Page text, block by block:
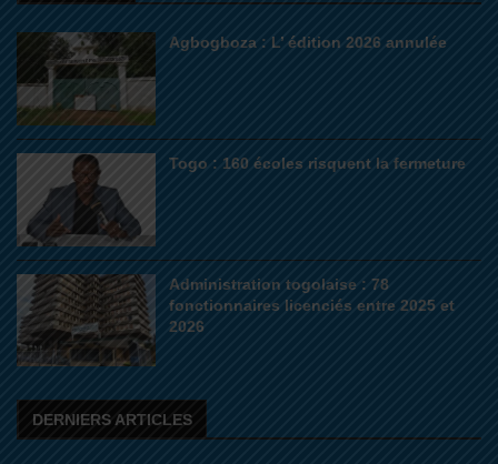
Agbogboza : L’ édition 2026 annulée
Togo : 160 écoles risquent la fermeture
Administration togolaise : 78
fonctionnaires licenciés entre 2025 et
2026
DERNIERS ARTICLES